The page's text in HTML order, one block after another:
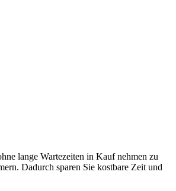
lange Wartezeiten in Kauf nehmen zu
Dadurch sparen Sie kostbare Zeit und